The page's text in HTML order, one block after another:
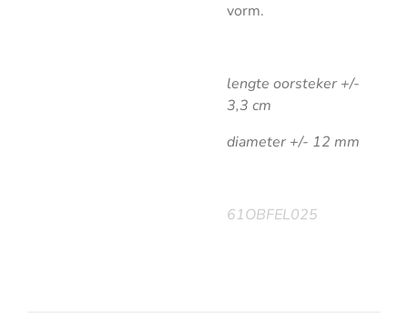
vorm.
lengte oorsteker +/-
3,3 cm
diameter +/- 12 mm
61OBFEL025